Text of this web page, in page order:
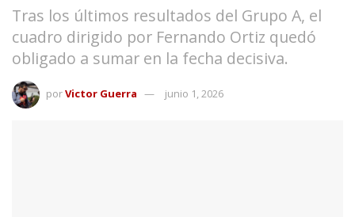
Tras los últimos resultados del Grupo A, el
cuadro dirigido por Fernando Ortiz quedó
obligado a sumar en la fecha decisiva.
porVictor Guerra junio 1, 2026